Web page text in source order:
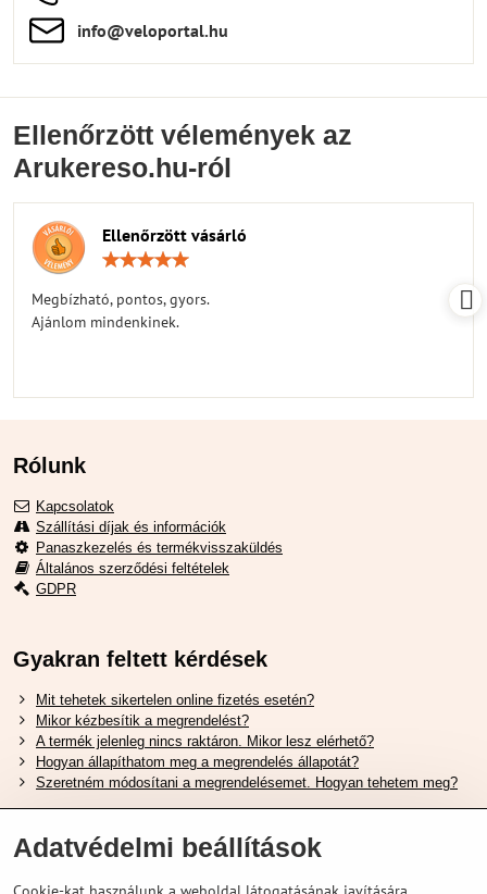
info​​@veloportal​.hu
Ellenőrzött vélemények az
Arukereso.hu-ról
Ellenőrzött vásárló
Megbízható, pontos, gyors.
Ajánlom mindenkinek.
Rólunk
Kapcsolatok
Szállítási díjak és információk
Panaszkezelés és termékvisszaküldés
Általános szerződési feltételek
GDPR
Gyakran feltett kérdések
Mit tehetek sikertelen online fizetés esetén?
Mikor kézbesítik a megrendelést?
A termék jelenleg nincs raktáron. Mikor lesz elérhető?
Hogyan állapíthatom meg a megrendelés állapotát?
Szeretném módosítani a megrendelésemet. Hogyan tehetem meg?
Hasznos Linkek
Adatvédelmi beállítások